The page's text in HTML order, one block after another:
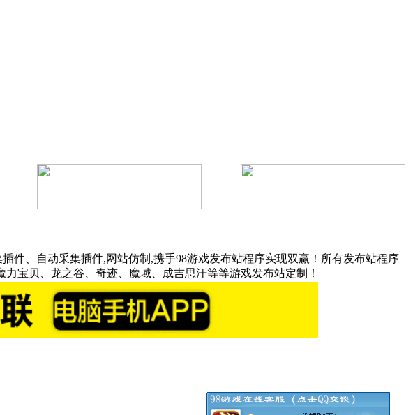
件、自动采集插件,网站仿制,携手98游戏发布站程序实现双赢！所有发布站程序
宝贝、龙之谷、奇迹、魔域、成吉思汗等等游戏发布站定制！